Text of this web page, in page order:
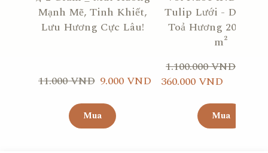
Mạnh Mẽ, Tinh Khiết,
Lưu Hương Cực Lâu!
11.000 VND 9.000 VND
Mua
Tulip Lưới - Diện
Toả Hương 20 m² -
m²
1.100.000 VND
360.000 VND
Mua